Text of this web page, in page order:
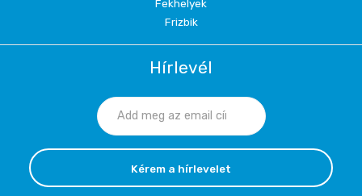
Fekhelyek
Frizbik
Hírlevél
Kérem a hírlevelet